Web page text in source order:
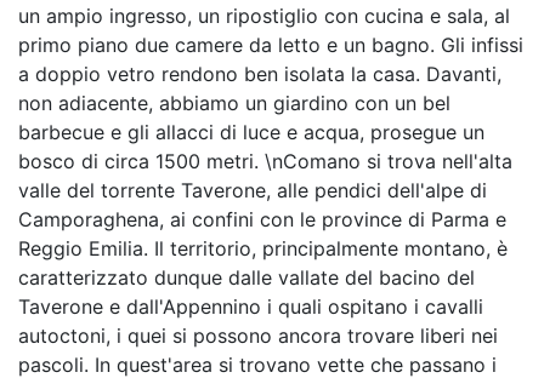
un ampio ingresso, un ripostiglio con cucina e sala, al
primo piano due camere da letto e un bagno. Gli infissi
a doppio vetro rendono ben isolata la casa. Davanti,
non adiacente, abbiamo un giardino con un bel
barbecue e gli allacci di luce e acqua, prosegue un
bosco di circa 1500 metri. \nComano si trova nell'alta
valle del torrente Taverone, alle pendici dell'alpe di
Camporaghena, ai confini con le province di Parma e
Reggio Emilia. Il territorio, principalmente montano, è
caratterizzato dunque dalle vallate del bacino del
Taverone e dall'Appennino i quali ospitano i cavalli
autoctoni, i quei si possono ancora trovare liberi nei
pascoli. In quest'area si trovano vette che passano i